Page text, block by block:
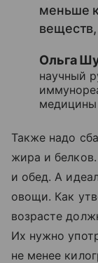
меньше
веществ,
Ольга
научный
медицины
Также надо
жира и
и обед. А
овощи. Как
возрасте
Их нужно
не менее